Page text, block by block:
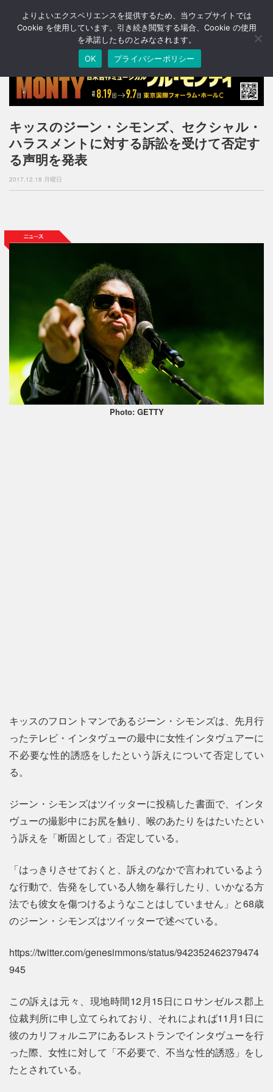
T
o
n
a
v
g
a
n
キッスのジーン・シモンズ、セクシャル・
ハラスメントに対する訴訟を受けて否定す
る声明を発表
2017.12.18 月曜日
Photo: GETTY
キッスのフロントマンであるジーン・シモンズは、先月行
ったテレビ・インタヴューの最中に女性インタヴュアーに
不必要な性的誘惑をしたという訴えについて否定してい
る。
ジーン・シモンズはツイッターに投稿した書面で、インタ
ヴューの撮影中にお尻を触り、喉のあたりをはたいたとい
う訴えを「断固として」否定している。
「はっきりさせておくと、訴えのなかで言われているよう
な行動で、告発をしている人物を暴行したり、いかなる方
法でも彼女を傷つけるようなことはしていません」と68歳
のジーン・シモンズはツイッターで述べている。
https://twitter.com/genesimmons/status/942352462379474
945
この訴えは元々、現地時間12月15日にロサンゼルス郡上
位裁判所に申し立てられており、それによれば11月1日に
彼のカリフォルニアにあるレストランでインタヴューを行
った際、女性に対して「不必要で、不当な性的誘惑」をし
たとされている。
よりよいエクスペリエンスを提供するため、当ウェブサイトでは
Cookie を使用しています。引き続き閲覧する場合、Cookie の使用
を承諾したものとみなされます。
OK
プライバシーポリシー